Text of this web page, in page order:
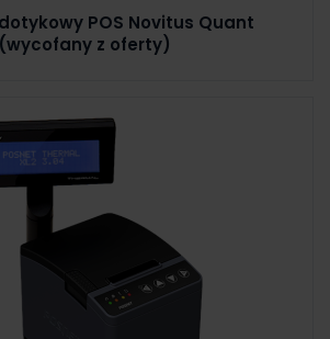
POS Novitus Quant
(wycofany z oferty)